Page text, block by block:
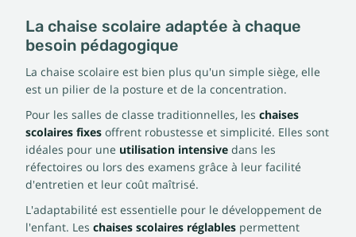
La chaise scolaire adaptée à chaque
besoin pédagogique
La chaise scolaire est bien plus qu'un simple siège, elle
est un pilier de la posture et de la concentration.
Pour les salles de classe traditionnelles, les chaises
scolaires fixes offrent robustesse et simplicité. Elles sont
idéales pour une utilisation intensive dans les
réfectoires ou lors des examens grâce à leur facilité
d'entretien et leur coût maîtrisé.
L'adaptabilité est essentielle pour le développement de
l'enfant. Les chaises scolaires réglables permettent